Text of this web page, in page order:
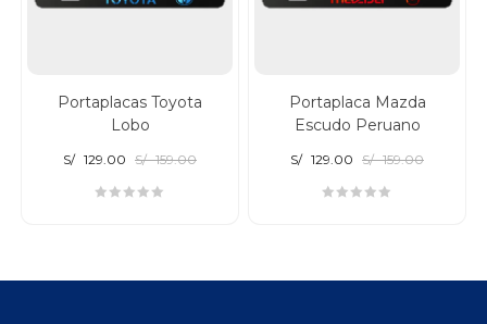
Portaplacas Toyota
Lobo
S/ 159.00
S/ 129.00
Portaplaca Mazda
Escudo Peruano
S/ 159.00
S/ 129.00